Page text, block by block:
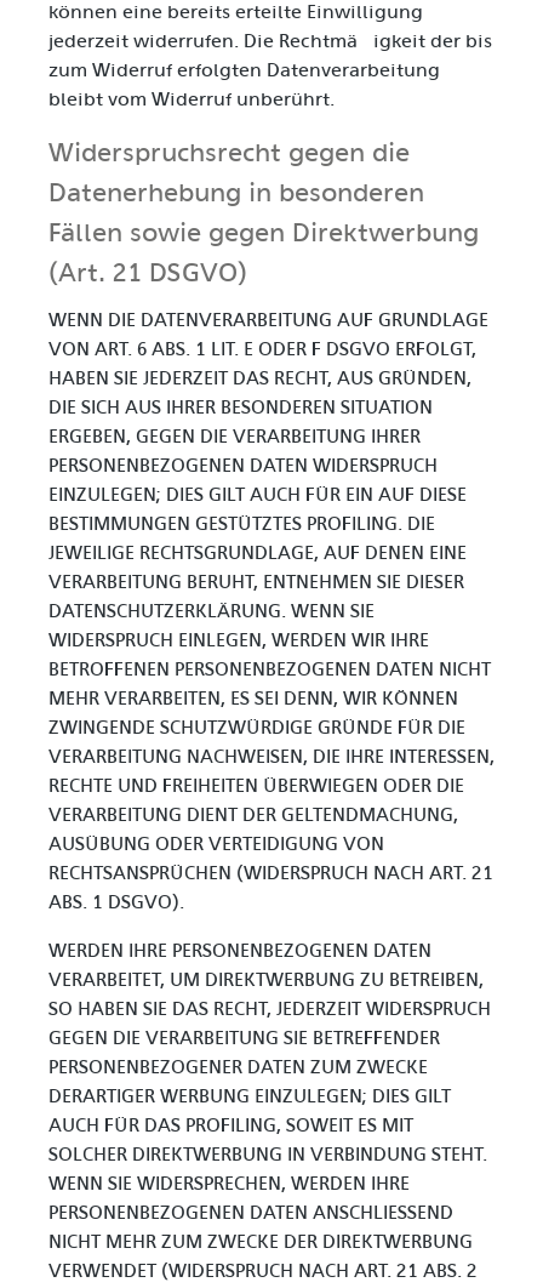
können eine bereits erteilte Einwilligung
jederzeit widerrufen. Die Rechtmäßigkeit der bis
zum Widerruf erfolgten Datenverarbeitung
bleibt vom Widerruf unberührt.
Widerspruchsrecht gegen die
Datenerhebung in besonderen
Fällen sowie gegen Direktwerbung
(Art. 21 DSGVO)
WENN DIE DATENVERARBEITUNG AUF GRUNDLAGE
VON ART. 6 ABS. 1 LIT. E ODER F DSGVO ERFOLGT,
HABEN SIE JEDERZEIT DAS RECHT, AUS GRÜNDEN,
DIE SICH AUS IHRER BESONDEREN SITUATION
ERGEBEN, GEGEN DIE VERARBEITUNG IHRER
PERSONENBEZOGENEN DATEN WIDERSPRUCH
EINZULEGEN; DIES GILT AUCH FÜR EIN AUF DIESE
BESTIMMUNGEN GESTÜTZTES PROFILING. DIE
JEWEILIGE RECHTSGRUNDLAGE, AUF DENEN EINE
VERARBEITUNG BERUHT, ENTNEHMEN SIE DIESER
DATENSCHUTZERKLÄRUNG. WENN SIE
WIDERSPRUCH EINLEGEN, WERDEN WIR IHRE
BETROFFENEN PERSONENBEZOGENEN DATEN NICHT
MEHR VERARBEITEN, ES SEI DENN, WIR KÖNNEN
ZWINGENDE SCHUTZWÜRDIGE GRÜNDE FÜR DIE
VERARBEITUNG NACHWEISEN, DIE IHRE INTERESSEN,
RECHTE UND FREIHEITEN ÜBERWIEGEN ODER DIE
VERARBEITUNG DIENT DER GELTENDMACHUNG,
AUSÜBUNG ODER VERTEIDIGUNG VON
RECHTSANSPRÜCHEN (WIDERSPRUCH NACH ART. 21
ABS. 1 DSGVO).
WERDEN IHRE PERSONENBEZOGENEN DATEN
VERARBEITET, UM DIREKTWERBUNG ZU BETREIBEN,
SO HABEN SIE DAS RECHT, JEDERZEIT WIDERSPRUCH
GEGEN DIE VERARBEITUNG SIE BETREFFENDER
PERSONENBEZOGENER DATEN ZUM ZWECKE
DERARTIGER WERBUNG EINZULEGEN; DIES GILT
AUCH FÜR DAS PROFILING, SOWEIT ES MIT
SOLCHER DIREKTWERBUNG IN VERBINDUNG STEHT.
WENN SIE WIDERSPRECHEN, WERDEN IHRE
PERSONENBEZOGENEN DATEN ANSCHLIESSEND
NICHT MEHR ZUM ZWECKE DER DIREKTWERBUNG
VERWENDET (WIDERSPRUCH NACH ART. 21 ABS. 2